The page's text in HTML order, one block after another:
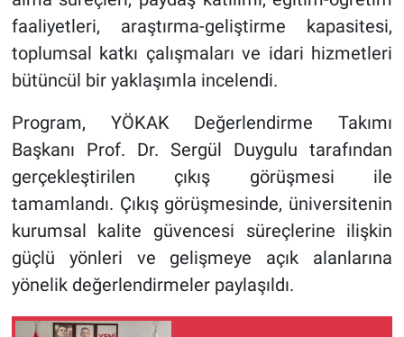
faaliyetleri, araştırma-geliştirme kapasitesi,
toplumsal katkı çalışmaları ve idari hizmetleri
bütüncül bir yaklaşımla incelendi.
Program, YÖKAK Değerlendirme Takımı
Başkanı Prof. Dr. Sergül Duygulu tarafından
gerçekleştirilen çıkış görüşmesi ile
tamamlandı. Çıkış görüşmesinde, üniversitenin
kurumsal kalite güvencesi süreçlerine ilişkin
güçlü yönleri ve gelişmeye açık alanlarına
yönelik değerlendirmeler paylaşıldı.